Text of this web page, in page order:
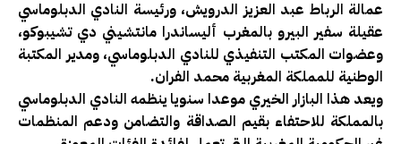
عمالة الرباط عبد العزيز الدرويش، ورئيسة النادي الدبلوماسي
عقيلة سفير البيرو بالمغرب أليساندرا مانتشيني دي تشيبوكو،
وعضوات المكتب التنفيذي للنادي الدبلوماسي، ومدير المكتبة
الوطنية للمملكة المغربية محمد الفران.
ويعد هذا البازار الخيري موعدا سنويا ينظمه النادي الدبلوماسي
بالمملكة للاحتفاء بقيم الصداقة والتضامن ودعم المنظمات